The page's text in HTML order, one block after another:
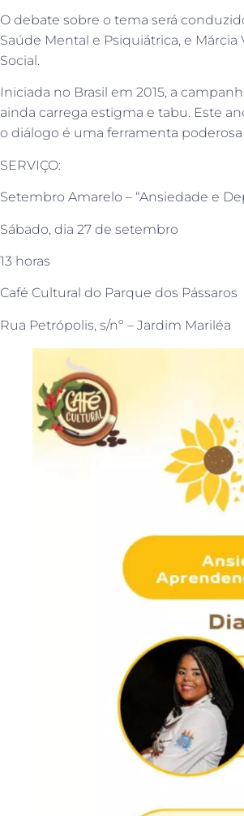
O debate sobre o tema será
Saúde Mental e Psiquiátrica, e
Social.
Iniciada no Brasil em 2015, a
ainda carrega estigma e tabu. Este
o diálogo é uma ferramenta
SERVIÇO:
Setembro Amarelo – “Ansiedade e
Sábado, dia 27 de setembro
13 horas
Café Cultural do Parque dos Pássaros
Rua Petrópolis, s/nº – Jardim Mariléa